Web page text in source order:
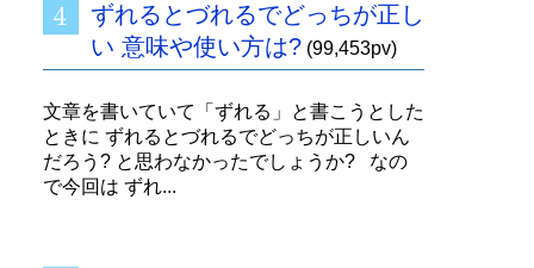
ずれるとづれるでどっちが正し
い 意味や使い方は? (99,453pv)
文章を書いていて「ずれる」と書こうとした
ときに ずれるとづれるでどっちが正しいん
だろう? と思わなかったでしょうか? なの
で今回は ずれ...